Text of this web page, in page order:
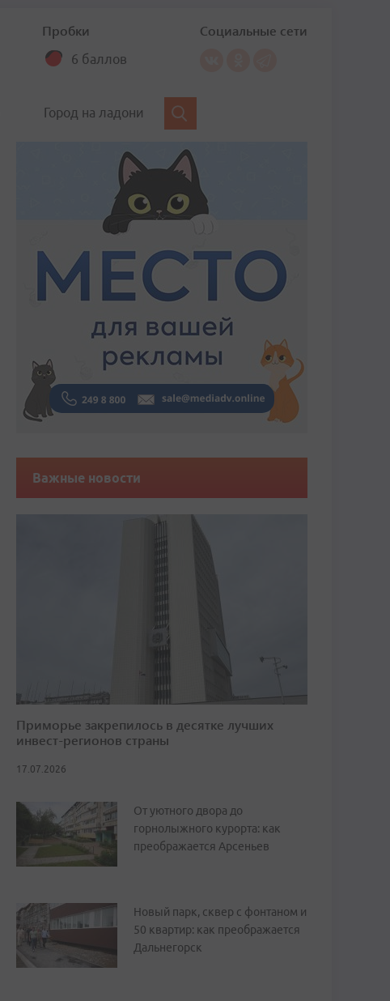
Пробки
6 баллов
Социальные сети
Город на ладони
Важные новости
Приморье закрепилось в десятке лучших
инвест-регионов страны
17.07.2026
От уютного двора до
горнолыжного курорта: как
преображается Арсеньев
Новый парк, сквер с фонтаном и
50 квартир: как преображается
Дальнегорск